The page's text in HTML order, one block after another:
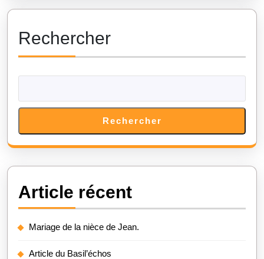
Rechercher
Rechercher
Article récent
Mariage de la nièce de Jean.
Article du Basil’échos